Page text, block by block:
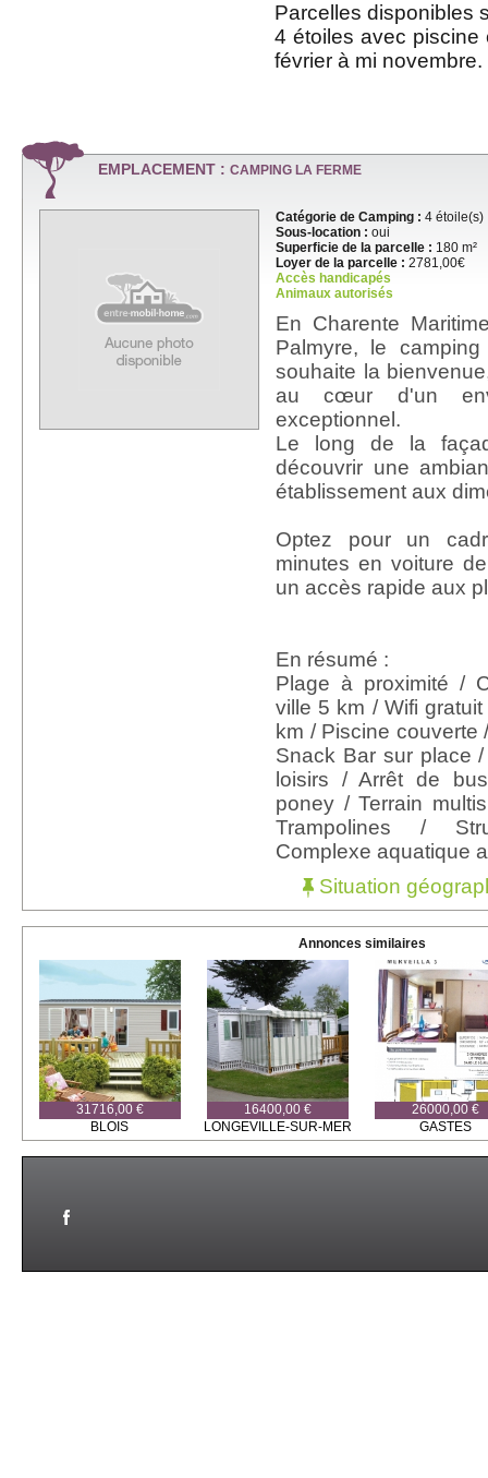
Parcelles disponibles
4 étoiles avec piscine
février à mi novembre.
EMPLACEMENT : CAMPING LA FERME
Catégorie de Camping : 4 étoile(s)
Sous-location : oui
Superficie de la parcelle : 180 m²
Loyer de la parcelle : 2781,00€
Accès handicapés
Animaux autorisés
En Charente
Palmyre, le
souhaite la
au cœur d'un
exceptionnel.
Le long de la
découvrir une
établissement aux
Optez pour un
minutes en voiture
un accès rapide aux
En résumé :
Plage à proximité /
ville 5 km / Wifi
km / Piscine couverte
Snack Bar sur place
loisirs / Arrêt de
poney / Terrain
Trampolines /
Complexe aquatique
Situation
Annonces similaires
31716,00 €
BLOIS
16400,00 €
LONGEVILLE-SUR-MER
26000,00 €
GASTES